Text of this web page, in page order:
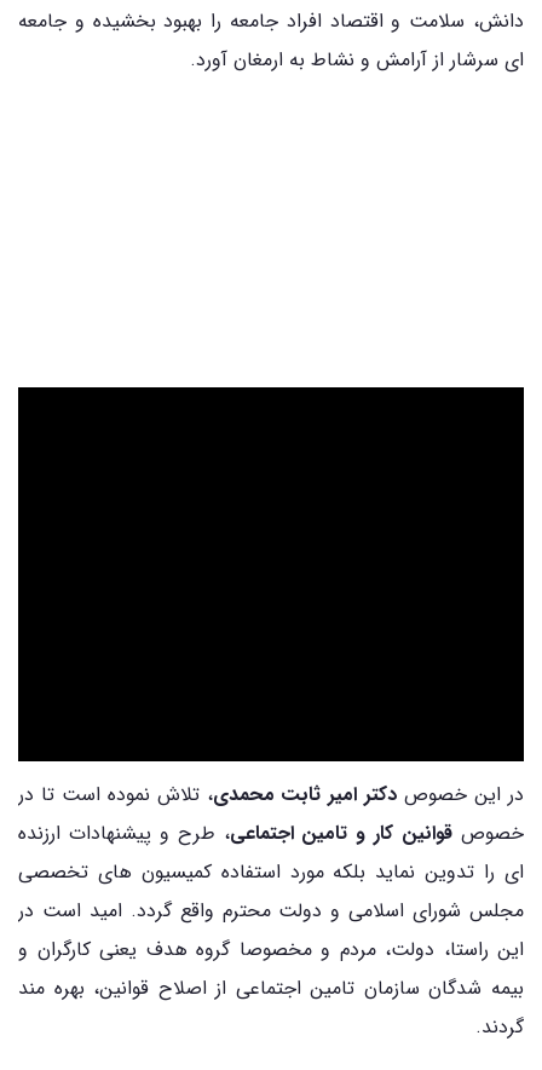
دانش، سلامت و اقتصاد افراد جامعه را بهبود بخشیده و جامعه
ای سرشار از آرامش و نشاط به ارمغان آورد.
در این خصوص دکتر امیر ثابت محمدی، تلاش نموده است تا در
خصوص قوانین کار و تامین اجتماعی، طرح و پیشنهادات ارزنده
ای را تدوین نماید بلکه مورد استفاده کمیسیون های تخصصی
مجلس شورای اسلامی و دولت محترم واقع گردد. امید است در
این راستا، دولت، مردم و مخصوصا گروه هدف یعنی کارگران و
بیمه شدگان سازمان تامین اجتماعی از اصلاح قوانین، بهره مند
گردند.